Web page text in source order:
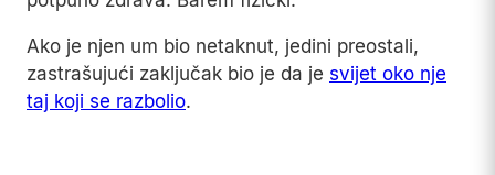
Ako je njen um bio netaknut, jedini preostali,
zastrašujući zaključak bio je da je svijet oko nje
taj koji se razbolio.